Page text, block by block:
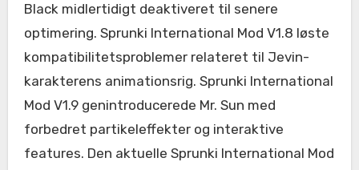
Black midlertidigt deaktiveret til senere
optimering. Sprunki International Mod V1.8 løste
kompatibilitetsproblemer relateret til Jevin-
karakterens animationsrig. Sprunki International
Mod V1.9 genintroducerede Mr. Sun med
forbedret partikeleffekter og interaktive
features. Den aktuelle Sprunki International Mod